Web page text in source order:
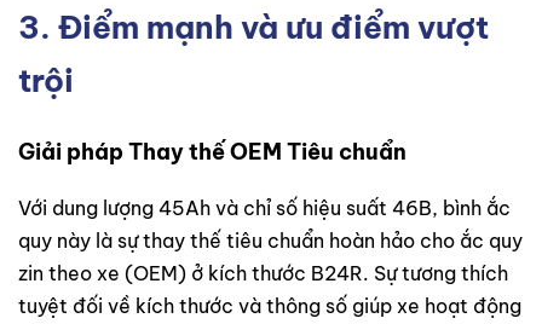
3. Điểm mạnh và ưu điểm vượt
trội
Giải pháp Thay thế OEM Tiêu chuẩn
Với dung lượng 45Ah và chỉ số hiệu suất 46B, bình ắc
quy này là sự thay thế tiêu chuẩn hoàn hảo cho ắc quy
zin theo xe (OEM) ở kích thước B24R. Sự tương thích
tuyệt đối về kích thước và thông số giúp xe hoạt động